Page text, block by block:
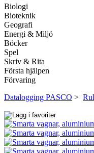
Biologi
Bioteknik
Geografi
Energi & Miljö
Böcker
Spel
Skriv & Rita
Första hjälpen
Förvaring
Datalogging PASCO >